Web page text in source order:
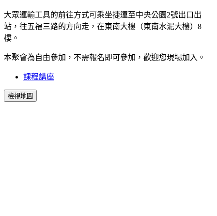
大眾運輸工具的前往方式可乘坐捷運至中央公園2號出口出
站，往五福三路的方向走，在東南大樓（東南水泥大樓）8
樓。
本聚會為自由參加，不需報名即可參加，歡迎您現場加入。
課程講座
檢視地圖